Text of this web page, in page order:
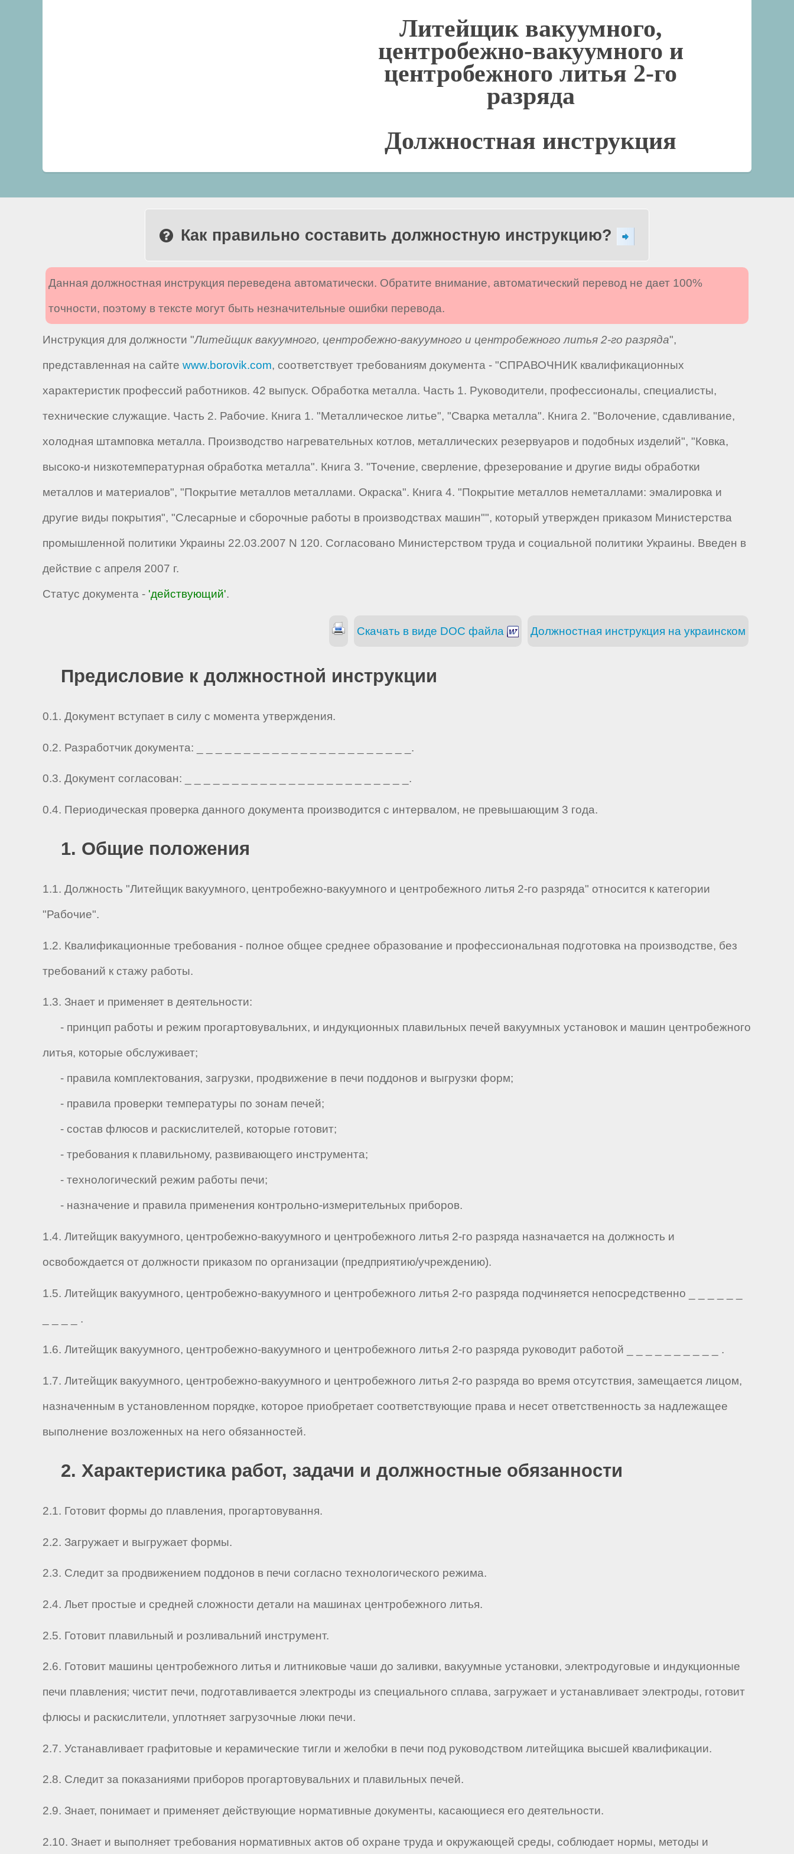
Литейщик вакуумного,
центробежно-вакуумного и
центробежного литья 2-го
разряда
Должностная инструкция
Как правильно составить должностную инструкцию?
Данная должностная инструкция переведена автоматически. Обратите внимание, автоматический перевод не дает 100%
точности, поэтому в тексте могут быть незначительные ошибки перевода.
Инструкция для должности "Литейщик вакуумного, центробежно-вакуумного и центробежного литья 2-го разряда",
представленная на сайте www.borovik.com, соответствует требованиям документа - "СПРАВОЧНИК квалификационных
характеристик профессий работников. 42 выпуск. Обработка металла. Часть 1. Руководители, профессионалы, специалисты,
технические служащие. Часть 2. Рабочие. Книга 1. "Металлическое литье", "Сварка металла". Книга 2. "Волочение, сдавливание,
холодная штамповка металла. Производство нагревательных котлов, металлических резервуаров и подобных изделий", "Ковка,
высоко-и низкотемпературная обработка металла". Книга 3. "Точение, сверление, фрезерование и другие виды обработки
металлов и материалов", "Покрытие металлов металлами. Окраска". Книга 4. "Покрытие металлов неметаллами: эмалировка и
другие виды покрытия", "Слесарные и сборочные работы в производствах машин"", который утвержден приказом Министерства
промышленной политики Украины 22.03.2007 N 120. Согласовано Министерством труда и социальной политики Украины. Введен в
действие с апреля 2007 г.
Статус документа - 'действующий'.
Должностная инструкция на украинском
Скачать в виде DOC файла
Предисловие к должностной инструкции
0.1. Документ вступает в силу с момента утверждения.
0.2. Разработчик документа: _ _ _ _ _ _ _ _ _ _ _ _ _ _ _ _ _ _ _ _ _ _ _.
0.3. Документ согласован: _ _ _ _ _ _ _ _ _ _ _ _ _ _ _ _ _ _ _ _ _ _ _ _.
0.4. Периодическая проверка данного документа производится с интервалом, не превышающим 3 года.
1. Общие положения
1.1. Должность "Литейщик вакуумного, центробежно-вакуумного и центробежного литья 2-го разряда" относится к категории
"Рабочие".
1.2. Квалификационные требования - полное общее среднее образование и профессиональная подготовка на производстве, без
требований к стажу работы.
1.3. Знает и применяет в деятельности:
- принцип работы и режим прогартовувальних, и индукционных плавильных печей вакуумных установок и машин центробежного
литья, которые обслуживает;
- правила комплектования, загрузки, продвижение в печи поддонов и выгрузки форм;
- правила проверки температуры по зонам печей;
- состав флюсов и раскислителей, которые готовит;
- требования к плавильному, развивающего инструмента;
- технологический режим работы печи;
- назначение и правила применения контрольно-измерительных приборов.
1.4. Литейщик вакуумного, центробежно-вакуумного и центробежного литья 2-го разряда назначается на должность и
освобождается от должности приказом по организации (предприятию/учреждению).
1.5. Литейщик вакуумного, центробежно-вакуумного и центробежного литья 2-го разряда подчиняется непосредственно _ _ _ _ _ _
_ _ _ _ .
1.6. Литейщик вакуумного, центробежно-вакуумного и центробежного литья 2-го разряда руководит работой _ _ _ _ _ _ _ _ _ _ .
1.7. Литейщик вакуумного, центробежно-вакуумного и центробежного литья 2-го разряда во время отсутствия, замещается лицом,
назначенным в установленном порядке, которое приобретает соответствующие права и несет ответственность за надлежащее
выполнение возложенных на него обязанностей.
2. Характеристика работ, задачи и должностные обязанности
2.1. Готовит формы до плавления, прогартовування.
2.2. Загружает и выгружает формы.
2.3. Следит за продвижением поддонов в печи согласно технологического режима.
2.4. Льет простые и средней сложности детали на машинах центробежного литья.
2.5. Готовит плавильный и розливальний инструмент.
2.6. Готовит машины центробежного литья и литниковые чаши до заливки, вакуумные установки, электродуговые и индукционные
печи плавления; чистит печи, подготавливается электроды из специального сплава, загружает и устанавливает электроды, готовит
флюсы и раскислители, уплотняет загрузочные люки печи.
2.7. Устанавливает графитовые и керамические тигли и желобки в печи под руководством литейщика высшей квалификации.
2.8. Следит за показаниями приборов прогартовувальних и плавильных печей.
2.9. Знает, понимает и применяет действующие нормативные документы, касающиеся его деятельности.
2.10. Знает и выполняет требования нормативных актов об охране труда и окружающей среды, соблюдает нормы, методы и